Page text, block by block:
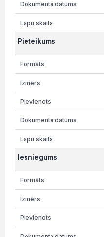
Pieteikums
Iesniegums